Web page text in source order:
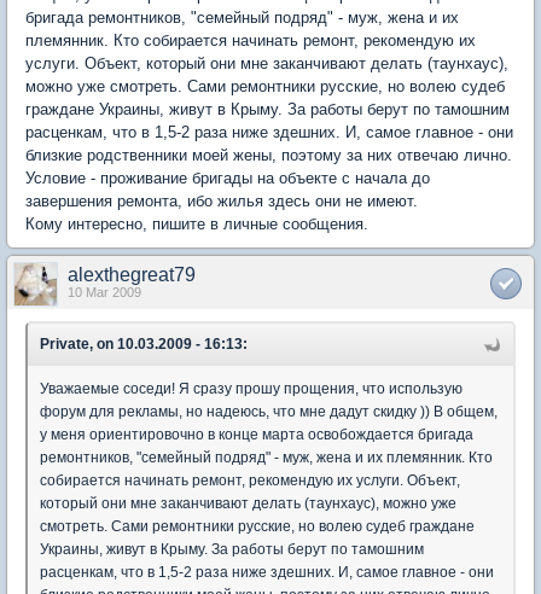
бригада ремонтников, "семейный подряд" - муж, жена и их
племянник. Кто собирается начинать ремонт, рекомендую их
услуги. Объект, который они мне заканчивают делать (таунхаус),
можно уже смотреть. Сами ремонтники русские, но волею судеб
граждане Украины, живут в Крыму. За работы берут по тамошним
расценкам, что в 1,5-2 раза ниже здешних. И, самое главное - они
близкие родственники моей жены, поэтому за них отвечаю лично.
Условие - проживание бригады на объекте с начала до
завершения ремонта, ибо жилья здесь они не имеют.
Кому интересно, пишите в личные сообщения.
alexthegreat79
10 Mar 2009
Private, on 10.03.2009 - 16:13:
Уважаемые соседи! Я сразу прошу прощения, что использую
форум для рекламы, но надеюсь, что мне дадут скидку )) В общем,
у меня ориентировочно в конце марта освобождается бригада
ремонтников, "семейный подряд" - муж, жена и их племянник. Кто
собирается начинать ремонт, рекомендую их услуги. Объект,
который они мне заканчивают делать (таунхаус), можно уже
смотреть. Сами ремонтники русские, но волею судеб граждане
Украины, живут в Крыму. За работы берут по тамошним
расценкам, что в 1,5-2 раза ниже здешних. И, самое главное - они